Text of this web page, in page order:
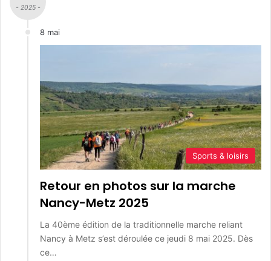
- 2025 -
8 mai
Sports & loisirs
Retour en photos sur la marche
Nancy-Metz 2025
La 40ème édition de la traditionnelle marche reliant
Nancy à Metz s’est déroulée ce jeudi 8 mai 2025. Dès
ce…